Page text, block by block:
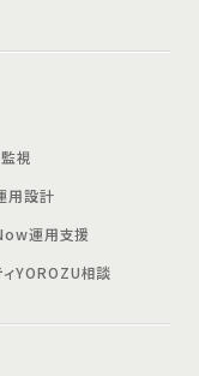
視
用設計
運用支援
ィYOROZU相談